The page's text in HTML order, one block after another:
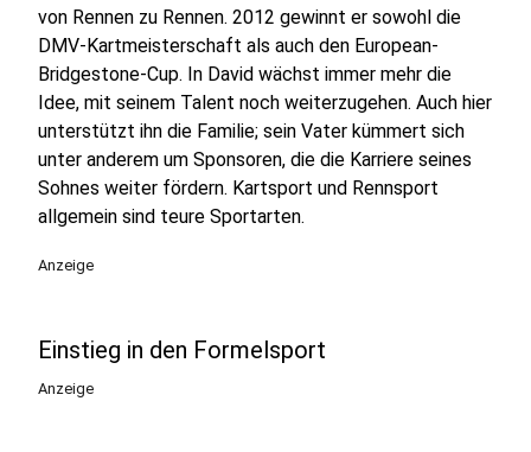
von Rennen zu Rennen. 2012 gewinnt er sowohl die
DMV-Kartmeisterschaft als auch den European-
Bridgestone-Cup. In David wächst immer mehr die
Idee, mit seinem Talent noch weiterzugehen. Auch hier
unterstützt ihn die Familie; sein Vater kümmert sich
unter anderem um Sponsoren, die die Karriere seines
Sohnes weiter fördern. Kartsport und Rennsport
allgemein sind teure Sportarten.
Anzeige
Einstieg in den Formelsport
Anzeige